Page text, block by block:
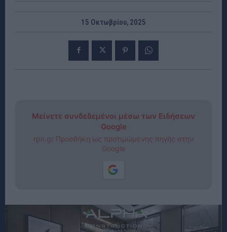
15 Οκτωβρίου, 2025
Μείνετε συνδεδεμένοι μέσω των Ειδήσεων
Google
rpn.gr Προσθήκη ως προτιμώμενης πηγής στην
Google